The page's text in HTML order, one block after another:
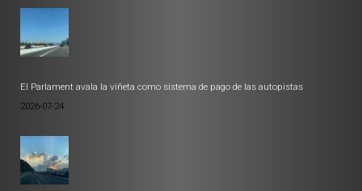
El Parlament avala la viñeta como sistema de pago de las autopistas
2026-07-24